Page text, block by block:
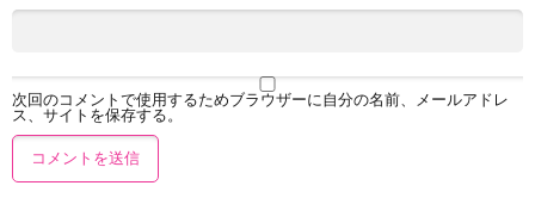
次回のコメントで使用するためブラウザーに自分の名前、メールアドレ
ス、サイトを保存する。